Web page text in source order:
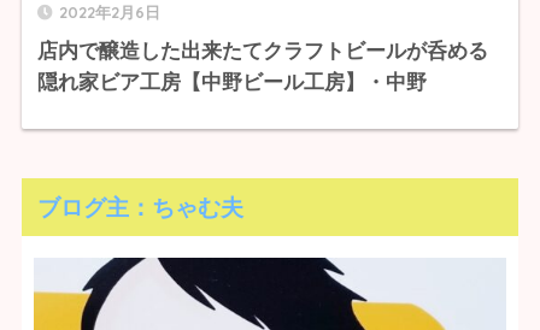
2022年2月6日
店内で醸造した出来たてクラフトビールが呑める
隠れ家ビア工房【中野ビール工房】・中野
ブログ主：ちゃむ夫